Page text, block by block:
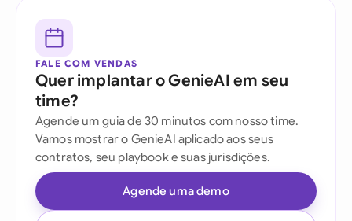
FALE COM VENDAS
Quer implantar o GenieAI em seu
time?
Agende um guia de 30 minutos com nosso time.
Vamos mostrar o GenieAI aplicado aos seus
contratos, seu playbook e suas jurisdições.
Agende uma demo